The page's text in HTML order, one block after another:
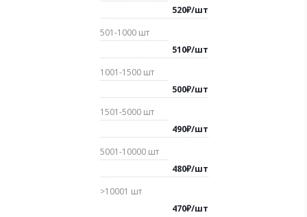
520₽/шт
501-1000 шт
510₽/шт
1001-1500 шт
500₽/шт
1501-5000 шт
490₽/шт
5001-10000 шт
480₽/шт
>10001 шт
470₽/шт